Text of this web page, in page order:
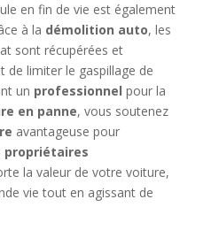
en fin de vie est également
à la démolition auto, les
sont récupérées et
de limiter le gaspillage de
un professionnel pour la
en panne, vous soutenez
avantageuse pour
propriétaires
la valeur de votre voiture,
vie tout en agissant de